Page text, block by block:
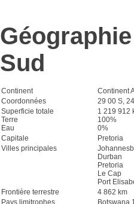
Sud
Continent
Continent
Coordonnées
29 00 S,
Superficie totale
Terre
Eau
1 219 912
100%
0%
Capitale
Pretoria
Villes principales
Durban
Pretoria
Le Cap
Port
Frontière terrestre
4 862 km
Pays limitrophes
Botswana